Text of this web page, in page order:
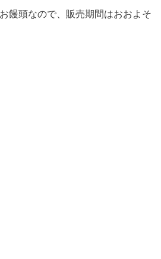
饅頭なので、販売期間はおおよそ